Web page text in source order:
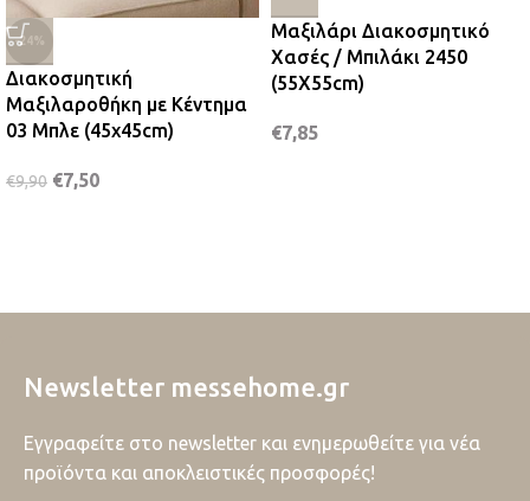
-24%
Διακοσμητική
Μαξιλαροθήκη με Κέντημα
03 Μπλε (45x45cm)
€9,90 €7,50
Μαξιλάρι Διακοσμητικό
Χασές / Μπιλάκι 2450
(55Χ55cm)
€7,85
Newsletter messehome.gr
Εγγραφείτε στο newsletter και ενημερωθείτε για νέα
προϊόντα και αποκλειστικές προσφορές!